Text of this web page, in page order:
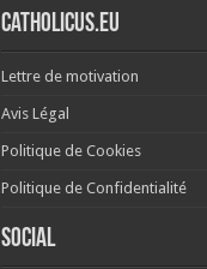
Catholicus.eu
Lettre de motivation
Avis Légal
Politique de Cookies
Politique de Confidentialité
Social